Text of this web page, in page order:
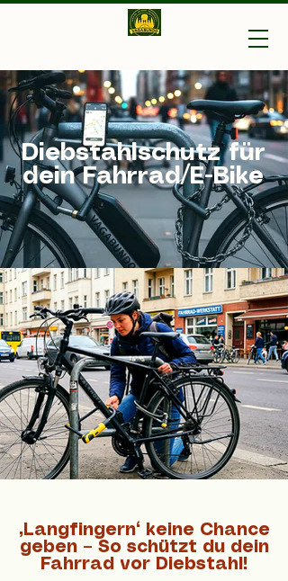
Vagabundo-Ihr Outdoor
Diebstahlschutz für
dein Fahrrad/E-Bike
„Langfingern“ keine Chance
geben – So schützt du dein
Fahrrad vor Diebstahl!